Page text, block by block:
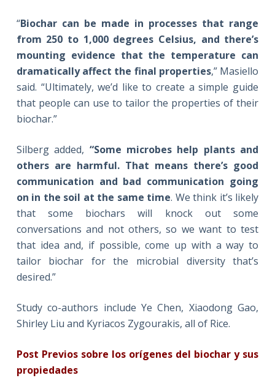
“Biochar can be made in processes that range
from 250 to 1,000 degrees Celsius, and there’s
mounting evidence that the temperature can
dramatically affect the final properties,” Masiello
said. “Ultimately, we’d like to create a simple guide
that people can use to tailor the properties of their
biochar.”
Silberg added, “Some microbes help plants and
others are harmful. That means there’s good
communication and bad communication going
on in the soil at the same time. We think it’s likely
that some biochars will knock out some
conversations and not others, so we want to test
that idea and, if possible, come up with a way to
tailor biochar for the microbial diversity that’s
desired.”
Study co-authors include Ye Chen, Xiaodong Gao,
Shirley Liu and Kyriacos Zygourakis, all of Rice.
Post Previos sobre los orígenes del biochar y sus
propiedades